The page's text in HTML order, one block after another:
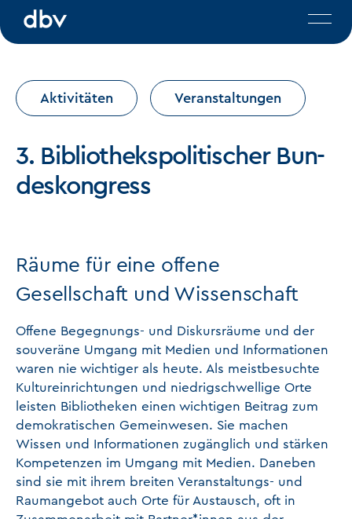
DBV | Deutscher Aufgabe
Verband Aktuelles Positionen
Materialien
Folgen Sie uns
Aktivitäten Veranstaltungen
3. Bi­blio­theks­po­li­ti­scher Bun­
des­kon­gress
Räume für eine offene
Gesellschaft und Wissenschaft
Offene Begegnungs- und Diskursräume und der
souveräne Umgang mit Medien und Informationen
waren nie wichtiger als heute. Als meistbesuchte
Kultureinrichtungen und niedrigschwellige Orte
leisten Bibliotheken einen wichtigen Beitrag zum
demokratischen Gemeinwesen. Sie machen
Wissen und Informationen zugänglich und stärken
Kompetenzen im Umgang mit Medien. Daneben
sind sie mit ihrem breiten Veranstaltungs- und
Raumangebot auch Orte für Austausch, oft in